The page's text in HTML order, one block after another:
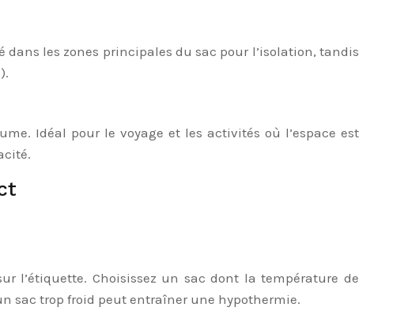
les zones principales du sac pour l’isolation, tandis
Idéal pour le voyage et les activités où l’espace est
l’étiquette. Choisissez un sac dont la température de
sac trop froid peut entraîner une hypothermie.